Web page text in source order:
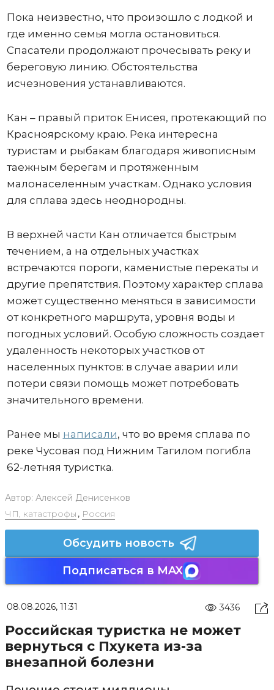
Пока неизвестно, что произошло с лодкой и
где именно семья могла остановиться.
Спасатели продолжают прочесывать реку и
береговую линию. Обстоятельства
исчезновения устанавливаются.
Кан – правый приток Енисея, протекающий по
Красноярскому краю. Река интересна
туристам и рыбакам благодаря живописным
таежным берегам и протяженным
малонаселенным участкам. Однако условия
для сплава здесь неоднородны.
В верхней части Кан отличается быстрым
течением, а на отдельных участках
встречаются пороги, каменистые перекаты и
другие препятствия. Поэтому характер сплава
может существенно меняться в зависимости
от конкретного маршрута, уровня воды и
погодных условий. Особую сложность создает
удаленность некоторых участков от
населенных пунктов: в случае аварии или
потери связи помощь может потребовать
значительного времени.
Ранее мы написали, что во время сплава по
реке Чусовая под Нижним Тагилом погибла
62-летняя туристка.
Автор: Алексей Денисенков
ЧП, катастрофы , Россия
Обсудить новость
Подписаться в MAX
08.08.2026, 11:31 3436
Российская туристка не может
вернуться с Пхукета из-за
внезапной болезни